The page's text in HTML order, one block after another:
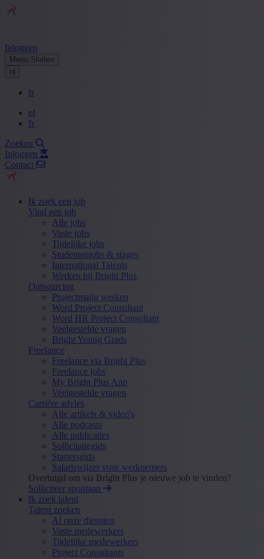
Inloggen
Menu Sluiten
nl
fr
nl
fr
Zoeken
Inloggen
Contact
Ik zoek een job
Vind een job
Alle jobs
Vaste jobs
Tijdelijke jobs
Studentenjobs & stages
International Talents
Werken bij Bright Plus
Outsourcing
Projectmatig werken
Word Project Consultant
Word HR Project Consultant
Veelgestelde vragen
Bright Young Grads
Freelance
Freelance via Bright Plus
Freelance jobs
My Bright Plus App
Veelgestelde vragen
Carrière advies
Alle artikels & video's
Alle podcasts
Alle publicaties
Sollicitatiegids
Startersgids
Salariswijzer voor werknemers
Overtuigd om via Bright Plus je nieuwe job te vinden?
Solliciteer spontaan
Ik zoek talent
Talent zoeken
Al onze diensten
Vaste medewerkers
Tijdelijke medewerkers
Project Consultants